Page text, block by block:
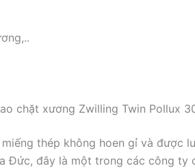
chặt xương Zwilling Twin Pollux
thép không hoen gỉ và được
Đức, đây là một trong các công ty